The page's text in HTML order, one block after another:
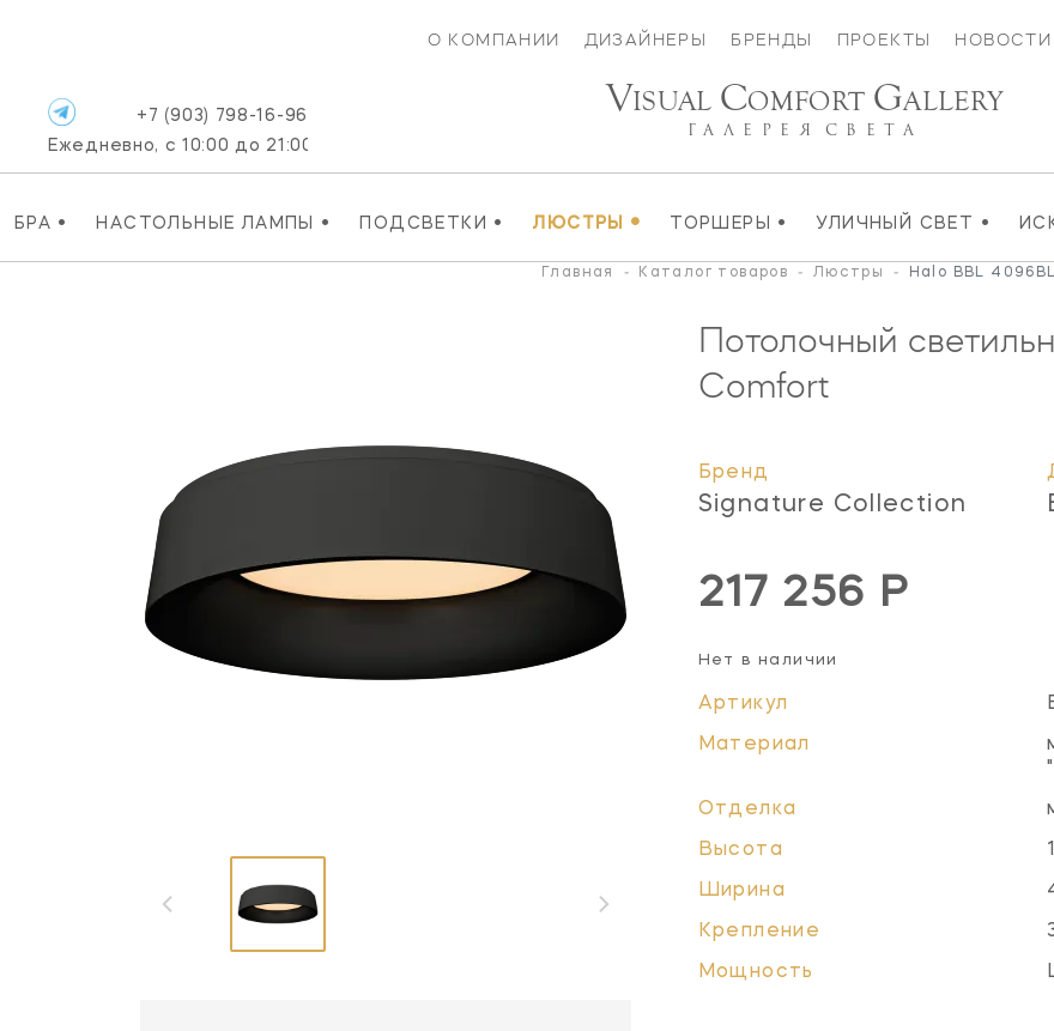
О КОМПАНИИ ДИЗАЙНЕРЫ БРЕНДЫ ПРОЕКТЫ НОВОСТИ
БРА • НАСТОЛЬНЫЕ ЛАМПЫ • ПОДСВЕТКИ • ЛЮСТРЫ • ТОРШЕРЫ • УЛИЧНЫЙ СВЕТ •
+7 (903) 798-16-96
Ежедневно, с 10:00 до 21:00
VISUAL COMFORT GALLERY
ГАЛЕРЕЯ СВЕТА
Главная - Каталог товаров - Люстры - Halo BBL
Потолочный
Comfort
Бренд
Signature Collection
217 256 Р
Нет в наличии
Артикул
Материал
Отделка
Высота
Ширина
Крепление
Мощность